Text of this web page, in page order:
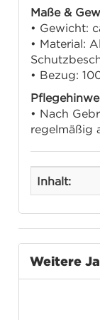
Maße &
• Gewicht:
• Material:
• Bezug:
• Nach
regelmäßig
Inhalt:
Weitere